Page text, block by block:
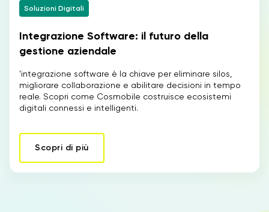
IT
Soluzioni Digitali
Integrazione Software: il futuro della
gestione aziendale
’integrazione software è la chiave per eliminare silos,
migliorare collaborazione e abilitare decisioni in tempo
reale. Scopri come Cosmobile costruisce ecosistemi
digitali connessi e intelligenti.
Scopri di più